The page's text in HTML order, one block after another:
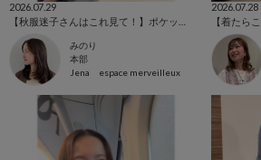
2026.07.29
みのり
本部
Jena espace merveilleux
2026.07.28